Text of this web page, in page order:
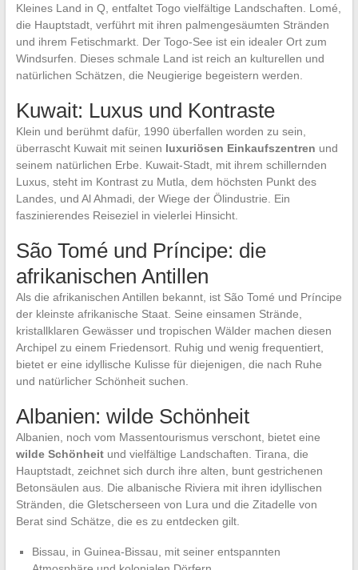
Kleines Land in Q, entfaltet Togo vielfältige Landschaften. Lomé,
die Hauptstadt, verführt mit ihren palmengesäumten Stränden
und ihrem Fetischmarkt. Der Togo-See ist ein idealer Ort zum
Windsurfen. Dieses schmale Land ist reich an kulturellen und
natürlichen Schätzen, die Neugierige begeistern werden.
Kuwait: Luxus und Kontraste
Klein und berühmt dafür, 1990 überfallen worden zu sein,
überrascht Kuwait mit seinen luxuriösen Einkaufszentren und
seinem natürlichen Erbe. Kuwait-Stadt, mit ihrem schillernden
Luxus, steht im Kontrast zu Mutla, dem höchsten Punkt des
Landes, und Al Ahmadi, der Wiege der Ölindustrie. Ein
faszinierendes Reiseziel in vielerlei Hinsicht.
São Tomé und Príncipe: die
afrikanischen Antillen
Als die afrikanischen Antillen bekannt, ist São Tomé und Príncipe
der kleinste afrikanische Staat. Seine einsamen Strände,
kristallklaren Gewässer und tropischen Wälder machen diesen
Archipel zu einem Friedensort. Ruhig und wenig frequentiert,
bietet er eine idyllische Kulisse für diejenigen, die nach Ruhe
und natürlicher Schönheit suchen.
Albanien: wilde Schönheit
Albanien, noch vom Massentourismus verschont, bietet eine
wilde Schönheitund vielfältige Landschaften. Tirana, die
Hauptstadt, zeichnet sich durch ihre alten, bunt gestrichenen
Betonsäulen aus. Die albanische Riviera mit ihren idyllischen
Stränden, die Gletscherseen von Lura und die Zitadelle von
Berat sind Schätze, die es zu entdecken gilt.
Bissau, in Guinea-Bissau, mit seiner entspannten